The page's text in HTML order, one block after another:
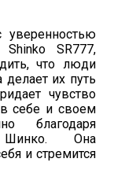
SR777,
что люди
их путь
чувство
себе и своем
благодаря
Шинко. Она
и стремится